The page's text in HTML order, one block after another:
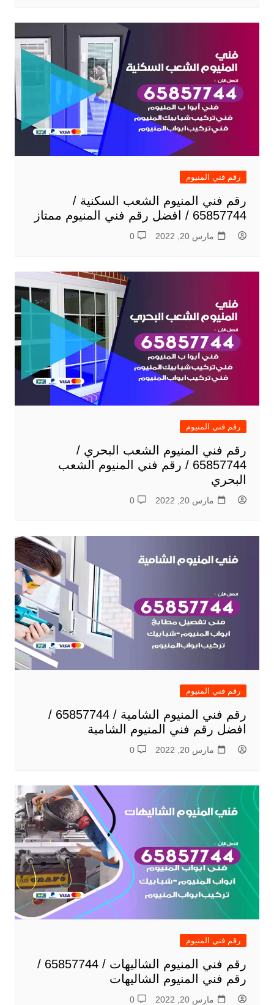
رقم فني المنيوم
رقم فني المنيوم الشعب السكنية /
65857744 / افضل رقم فني المنيوم ممتاز
مارس 20, 2022 0
رقم فني المنيوم
رقم فني المنيوم الشعب البحري /
65857744 / رقم فني المنيوم الشعب
البحري
مارس 20, 2022 0
رقم فني المنيوم
رقم فني المنيوم الشامية / 65857744 /
افضل رقم فني المنيوم الشامية
مارس 20, 2022 0
رقم فني المنيوم
رقم فني المنيوم الشاليهات / 65857744 /
رقم فني المنيوم الشاليهات
مارس 20, 2022 0